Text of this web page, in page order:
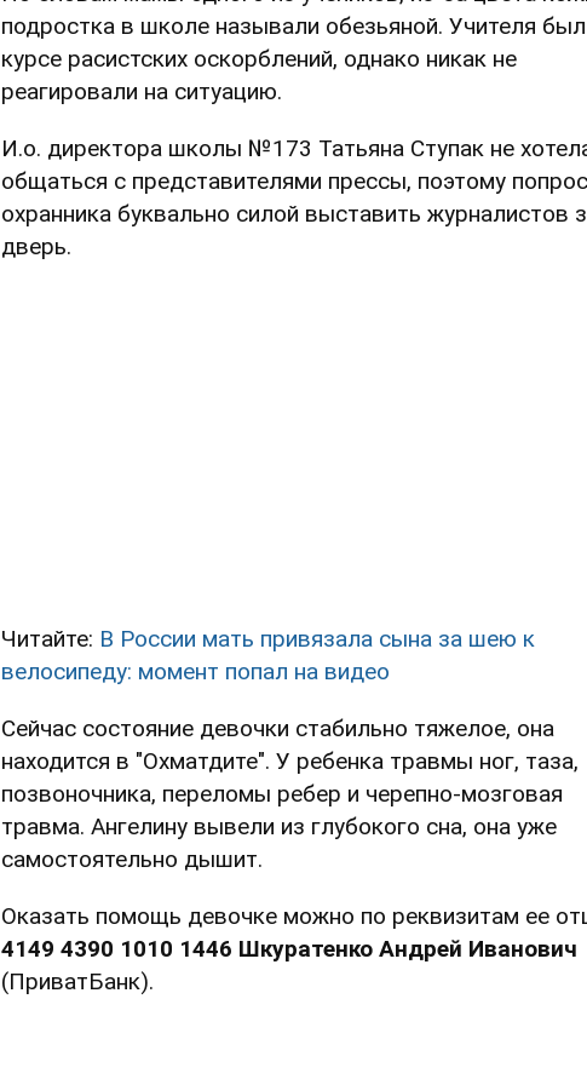
подростка в школе называли обезьяной. Учителя
курсе расистских оскорблений, однако никак не
реагировали на ситуацию.
И.о. директора школы №173 Татьяна Ступак не
общаться с представителями прессы, поэтому
охранника буквально силой выставить журналистов
дверь.
Читайте: В России мать привязала сына за шею к
велосипеду: момент попал на видео
Сейчас состояние девочки стабильно тяжелое, она
находится в "Охматдите". У ребенка травмы ног, таза,
позвоночника, переломы ребер и черепно-мозговая
травма. Ангелину вывели из глубокого сна, она уже
самостоятельно дышит.
Оказать помощь девочке можно по реквизитам ее
4149 4390 1010 1446 Шкуратенко Андрей Иванович
(ПриватБанк).